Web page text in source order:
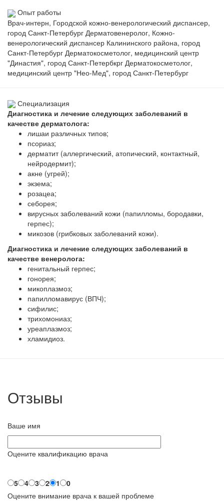
Опыт работы
Врач-интерн, Городской кожно-венерологический диспансер,
город Санкт-Петербург Дерматовенеролог, Кожно-
венерологический диспансер Калининского района, город
Санкт-Петербург Дерматокосметолог, медицинский центр
"Династия", город Санкт-Петербкрг Дерматокосметолог,
медицинский центр "Нео-Мед", город Санкт-Петербург
Специализация
Диагностика и лечение следующих заболеваний в
качестве дерматолога:
лишаи различных типов;
псориаз;
дерматит (аллергический, атопический, контактный,
нейродермит);
акне (угрей);
экзема;
розацеа;
себорея;
вирусных заболеваний кожи (папилломы, бородавки,
герпес);
микозов (грибковых заболеваний кожи).
Диагностика и лечение следующих заболеваний в
качестве венеролога:
генитальный герпес;
гонорея;
микоплазмоз;
папилломавирус (ВПЧ);
сифилис;
трихомониаз;
уреаплазмоз;
хламидиоз.
Отзывы
Ваше имя
Оцените квалификацию врача
5 4 3 2 1
0
Оцените внимание врача к вашей проблеме